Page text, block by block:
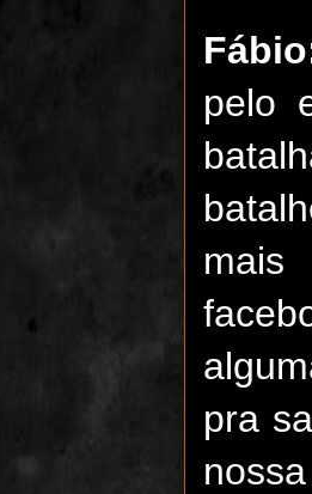
pelo
mais
pra